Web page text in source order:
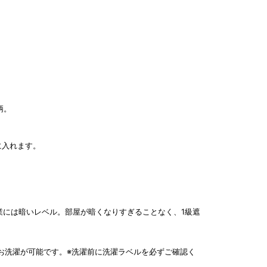
れます。
は暗いレベル。部屋が暗くなりすぎることなく、1級遮
濯が可能です。※洗濯前に洗濯ラベルを必ずご確認く